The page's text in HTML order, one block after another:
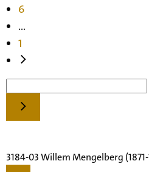
6
...
1
3184-03 Willem Mengelberg